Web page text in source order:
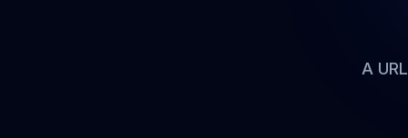
A